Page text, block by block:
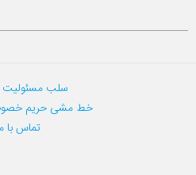
سلب
خط مشی حریم
تماس با